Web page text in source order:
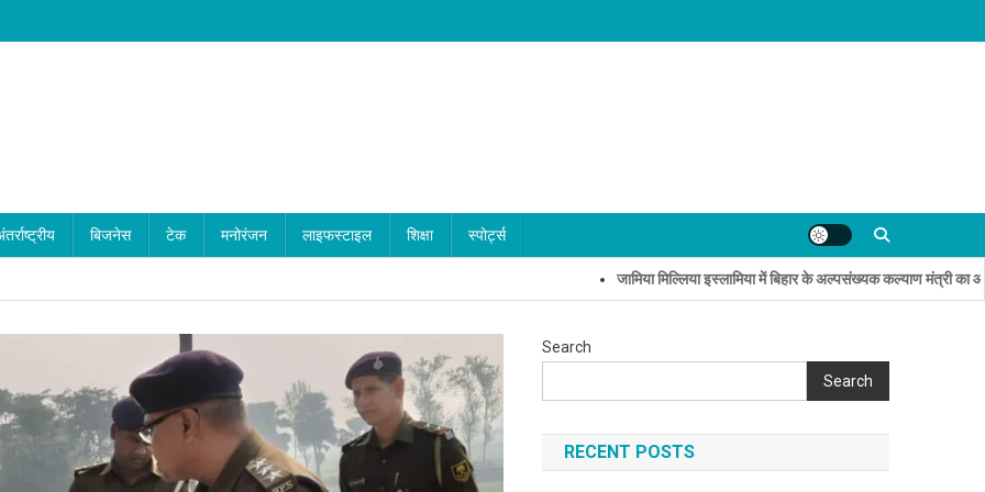
बिजनेस टेक मनोरंजन लाइफस्टाइल शिक्षा स्पोर्ट्स
जामिया मिल्लिया इस्लामिया में बिहार के अल्पसंख्यक कल्याण मंत्री का आत्मीय
Search
Search
RECENT POSTS